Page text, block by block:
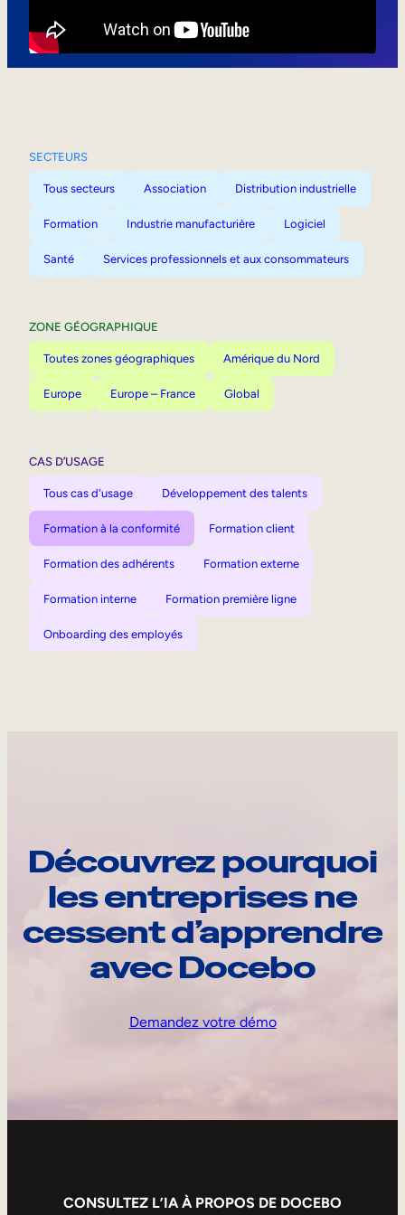
SECTEURS
Tous secteurs Association Distribution industrielle
Formation Industrie manufacturière Logiciel
Santé Services professionnels et aux consommateurs
ZONE GÉOGRAPHIQUE
Toutes zones géographiques Amérique du Nord
Europe Europe – France Global
CAS D’USAGE
Tous cas d'usage Développement des talents
Formation à la conformité Formation client
Formation des adhérents Formation externe
Formation interne Formation première ligne
Onboarding des employés
Découvrez pourquoi
les entreprises ne
cessent d’apprendre
avec Docebo
Demandez votre démo
CONSULTEZ L’IA À PROPOS DE DOCEBO